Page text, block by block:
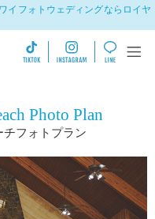
イフォトウェディングならロイヤ
Photo Plan
チフォトプラン